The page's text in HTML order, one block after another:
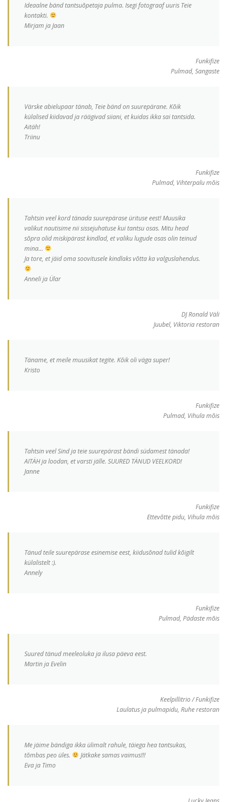
Ideaalne bänd tantsuõpetaja pulma. Isegi fotograaf uuris Teie
kontakti.
Mirjam ja Jaan
Funkifize
Pulmad, Sangaste
Värske abielupaar tänab, Teie bänd on suurepärane. Kõik
külalised kiidavad ja räägivad siiani, et kuidas ikka sai tantsida.
Aitäh!
Triinu
Funkifize
Pulmad, Vihterpalu mõis
Tahtsin veel kord tänada suurepärase ürituse eest! Muusika
valikut nautisime nii sissejuhatuse kui tantsu osas. Mitu head
sõpra olid miskipärast kindlad, et valiku lugude osas olin teinud
mina…
Ja tore, et jäid oma soovitusele kindlaks võtta ka valguslahendus.
Anneli ja Ülar
DJ Ronald Väli
Juubel, Viktoria restoran
Täname, et meile muusikat tegite. Kõik oli väga super!
Kristo
Funkifize
Pulmad, Vihula mõis
Tahtsin veel Sind ja teie suurepärast bändi südamest tänada!
AITÄH ja loodan, et varsti jälle. SUURED TÄNUD VEELKORD!
Janne
Funkifize
Ettevõtte pidu, Vihula mõis
Tänud teile suurepärase esinemise eest, kiidusõnad tulid kõigilt
külalistelt :).
Annely
Funkifize
Pulmad, Pädaste mõis
Suured tänud meeleoluka ja ilusa päeva eest.
Martin ja Evelin
Keelpillitrio / Funkifize
Laulatus ja pulmapidu, Ruhe restoran
Me jäime bändiga ikka ülimalt rahule, täiega hea tantsukas,
tõmbas peo üles.
Jätkake samas vaimus!!!
Eva ja Timo